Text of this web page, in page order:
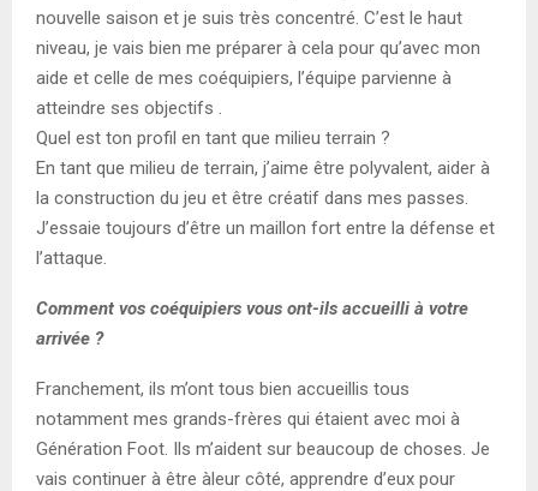
nouvelle saison et je suis très concentré. C’est le haut
niveau, je vais bien me préparer à cela pour qu’avec mon
aide et celle de mes coéquipiers, l’équipe parvienne à
atteindre ses objectifs .
Quel est ton profil en tant que milieu terrain ?
En tant que milieu de terrain, j’aime être polyvalent, aider à
la construction du jeu et être créatif dans mes passes.
J’essaie toujours d’être un maillon fort entre la défense et
l’attaque.
Comment vos coéquipiers vous ont-ils accueilli à votre
arrivée ?
Franchement, ils m’ont tous bien accueillis tous
notamment mes grands-frères qui étaient avec moi à
Génération Foot. Ils m’aident sur beaucoup de choses. Je
vais continuer à être àleur côté, apprendre d’eux pour